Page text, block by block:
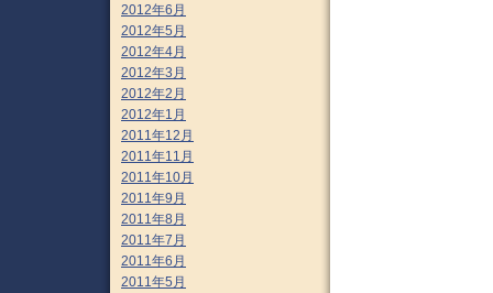
2012年6月
2012年5月
2012年4月
2012年3月
2012年2月
2012年1月
2011年12月
2011年11月
2011年10月
2011年9月
2011年8月
2011年7月
2011年6月
2011年5月